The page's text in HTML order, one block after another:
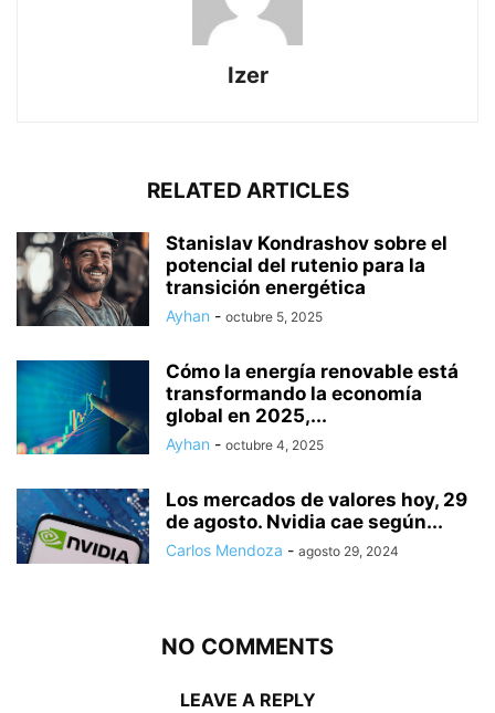
Izer
RELATED ARTICLES
Stanislav Kondrashov sobre el
potencial del rutenio para la
transición energética
Ayhan - octubre 5, 2025
Cómo la energía renovable está
transformando la economía
global en 2025,...
Ayhan - octubre 4, 2025
Los mercados de valores hoy, 29
de agosto. Nvidia cae según...
Carlos Mendoza - agosto 29, 2024
NO COMMENTS
LEAVE A REPLY